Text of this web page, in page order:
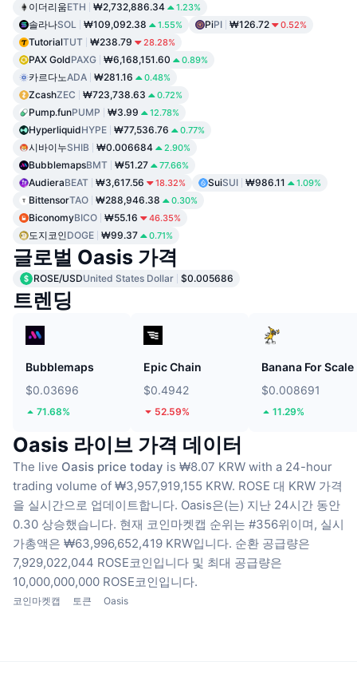
이더리움ETH ₩2,732,886.34 1.23%
솔라나SOL ₩109,092.38 1.55% PiPI ₩126.72 0.52%
TutorialTUT ₩238.79 28.28%
PAX GoldPAXG ₩6,168,151.60 0.89%
카르다노ADA ₩281.16 0.48%
ZcashZEC ₩723,738.63 0.72%
Pump.funPUMP ₩3.99 12.78%
HyperliquidHYPE ₩77,536.76 0.77%
시바이누SHIB ₩0.006684 2.90%
BubblemapsBMT ₩51.27 77.66%
AudieraBEAT ₩3,617.56 18.32% SuiSUI ₩986.11 1.09%
BittensorTAO ₩288,946.38 0.30%
BiconomyBICO ₩55.16 46.35%
도지코인DOGE ₩99.37 0.71%
글로벌 Oasis 가격
ROSE/USDUnited States Dollar $0.005686
트렌딩
Bubblemaps
$0.03696
71.68%
Epic Chain
$0.4942
52.59%
Banana For Scale
$0.008691
11.29%
Oasis 라이브 가격 데이터
The live Oasis price today is ₩8.07 KRW with a 24-hour
trading volume of ₩3,957,919,155 KRW. ROSE 대 KRW 가격
을 실시간으로 업데이트합니다. Oasis은(는) 지난 24시간 동안
0.30 상승했습니다. 현재 코인마켓캡 순위는 #356위이며, 실시
가총액은 ₩63,996,652,419 KRW입니다. 순환 공급량은
7,929,022,044 ROSE코인입니다 및 최대 공급량은
10,000,000,000 ROSE코인입니다.
코인마켓캡 토큰 Oasis